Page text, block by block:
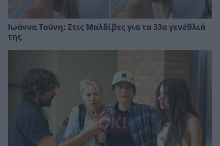
Ιωάννα Τούνη: Στις Μαλδίβες για τα 33α γενέθλιά
της